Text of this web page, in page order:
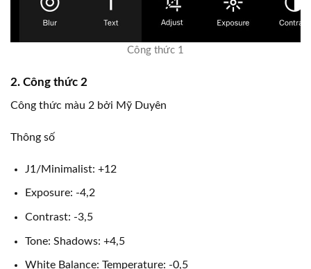
Công thức 1
2. Công thức 2
Công thức màu 2 bởi Mỹ Duyên
Thông số
J1/Minimalist: +12
Exposure: -4,2
Contrast: -3,5
Tone: Shadows: +4,5
White Balance: Temperature: -0,5